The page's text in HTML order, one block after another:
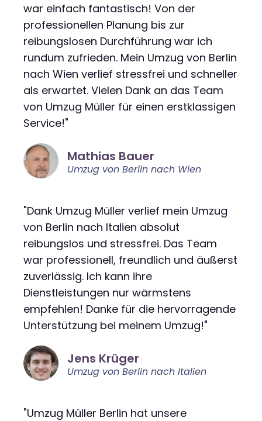
war einfach fantastisch! Von der
professionellen Planung bis zur
reibungslosen Durchführung war ich
rundum zufrieden. Mein Umzug von Berlin
nach Wien verlief stressfrei und schneller
als erwartet. Vielen Dank an das Team
von Umzug Müller für einen erstklassigen
Service!"
Mathias Bauer
Umzug von Berlin nach Wien
"Dank Umzug Müller verlief mein Umzug
von Berlin nach Italien absolut
reibungslos und stressfrei. Das Team
war professionell, freundlich und äußerst
zuverlässig. Ich kann ihre
Dienstleistungen nur wärmstens
empfehlen! Danke für die hervorragende
Unterstützung bei meinem Umzug!"
Jens Krüger
Umzug von Berlin nach Italien
"Umzug Müller Berlin hat unsere